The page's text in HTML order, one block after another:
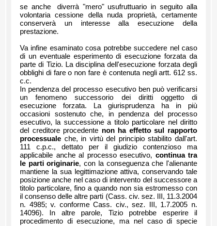
se anche
diverrà "mero" usufruttuario in seguito alla
volontaria cessione della nuda proprietà, certamente
conserverà un interesse alla esecuzione della
prestazione.
Va infine esaminato cosa potrebbe succedere nel caso
di un eventuale esperimento di esecuzione forzata da
parte di Tizio. La disciplina dell'esecuzione forzata degli
obblighi di fare o non fare è contenuta negli artt. 612 ss.
c.c.
In pendenza del processo esecutivo ben può verificarsi
un fenomeno successorio dei diritti oggetto di
esecuzione forzata. La giurisprudenza ha in più
occasioni sostenuto che, in pendenza del processo
esecutivo, la successione a titolo particolare nel diritto
del creditore procedente non ha effetto sul rapporto
processuale che, in virtù del principio stabilito dall'art.
111 c.p.c., dettato per il giudizio contenzioso ma
applicabile anche al processo esecutivo, continua tra
le parti originarie, con la conseguenza che l'alienante
mantiene la sua legittimazione attiva, conservando tale
posizione anche nel caso di intervento del successore a
titolo particolare, fino a quando non sia estromesso con
il consenso delle altre parti (Cass. civ. sez. III, 11.3.2004
n. 4985; v. conforme Cass. civ., sez. III, 1.7.2005 n.
14096). In altre parole, Tizio potrebbe esperire il
procedimento di esecuzione, ma nel caso di specie